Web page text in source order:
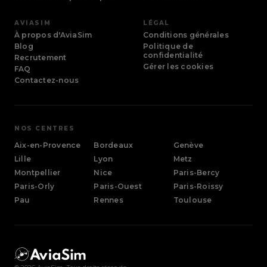
Île-de-
France
Toulouse
Occitanie
Aix-en-Provence
Provence-Alpes-Côte d'Azur
(Gaillard)
Lille
Hauts-de-France
Metz
Grand Est
AVIASIM
À propos d'AviaSim
Blog
Recrutement
FAQ
Contactez-nous
LÉGAL
Conditions générales
Politique de
confidentialité
Gérer les cookies
NOS CENTRES
Aix-en-Provence Bordeaux
Genève
Lille
Lyon
Metz
Montpellier
Nice
Paris-Bercy
Paris-Orly
Paris-Ouest
Paris-Roissy
Pau
Rennes Toulouse